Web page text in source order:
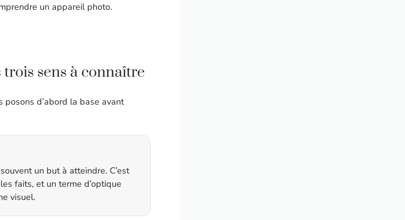
un appareil photo.
sens à connaître
d’abord la base avant
un but à atteindre. C’est
faits, et un terme d’optique
visuel.